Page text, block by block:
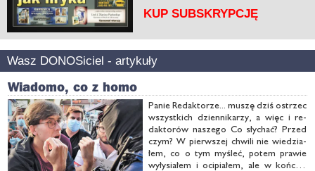
KUP SUBSKRYPCJĘ
Wasz DONOSiciel - artykuły
Wiadomo, co z homo
Pa­nie Re­dak­to­rze... mu­szę dziś ostrzec
wszyst­kich dzien­ni­ka­rzy, a więc i re­
dak­to­rów na­sze­go Co sły­chać? Przed
czym? W pierw­szej chwi­li nie wie­dzia­
łem, co o tym my­śleć, po­tem pra­wie
wy­ły­sia­łem i oci­pia­łem, ale w koń­cu...